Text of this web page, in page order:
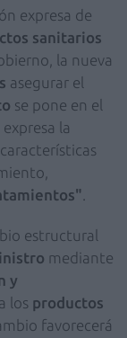
expresa de
sanitarios
la nueva
asegurar el
se pone en el
la
estructural
mediante
y
los productos
favorecerá